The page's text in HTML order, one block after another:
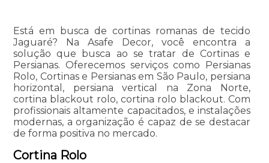
Está em busca de cortinas romanas de tecido
Jaguaré? Na Asafe Decor, você encontra a
solução que busca ao se tratar de Cortinas e
Persianas. Oferecemos serviços como Persianas
Rolo, Cortinas e Persianas em São Paulo, persiana
horizontal, persiana vertical na Zona Norte,
cortina blackout rolo, cortina rolo blackout. Com
profissionais altamente capacitados, e instalações
modernas, a organização é capaz de se destacar
de forma positiva no mercado.
Cortina Rolo